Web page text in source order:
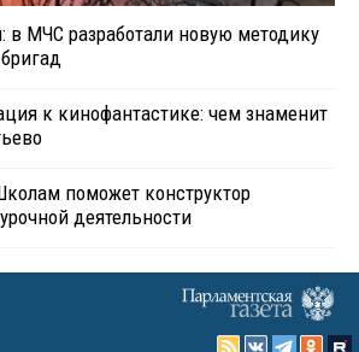
в МЧС разработали новую методику
к кинофантастике: чем знаменит
поможет конструктор
деятельности